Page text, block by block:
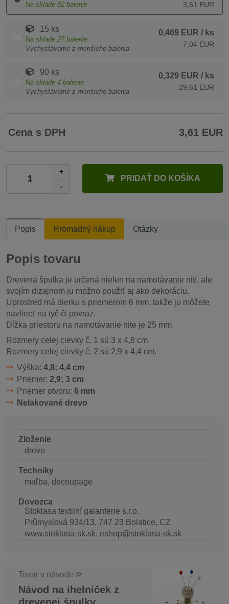
Na sklade 82 balenie 3,61 EUR
15 ks
Na sklade 27 balenie
Vychystávame z menšieho balenia
0,469 EUR / ks
7,04 EUR
90 ks
Na sklade 4 balenie
Vychystávame z menšieho balenia
0,329 EUR / ks
29,61 EUR
Cena s DPH 3,61 EUR
+
-
PRIDAŤ DO KOŠÍKA
Popis Hromadný nákup Otázky
Popis tovaru
Drevená špulka je určená nielen na namotávanie nití, ale
svojím dizajnom ju možno použiť aj ako dekoráciu.
Uprostred má dierku s priemerom 6 mm, takže ju môžete
navliecť na tyč či povraz.
Dĺžka priestoru na namotávanie nite je 25 mm.
Rozmery celej cievky č. 1 sú 3 x 4,8 cm.
Rozmery celej cievky č. 2 sú 2,9 x 4,4 cm.
Výška: 4,8; 4,4 cm
Priemer: 2,9; 3 cm
Priemer otvoru: 6 mm
Nelakované drevo
Zloženie
drevo
Techniky
maľba, decoupage
Dovozca
Stoklasa textilní galanterie s.r.o.
Průmyslová 934/13, 747 23 Bolatice, CZ
www.stoklasa-sk.sk, eshop@stoklasa-sk.sk
Tovar v návode
Návod na ihelníček z
drevenej špulky